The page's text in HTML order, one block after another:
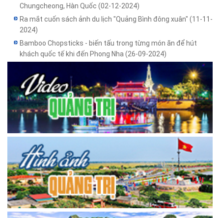
Chungcheong, Hàn Quốc (02-12-2024)
Ra mắt cuốn sách ảnh du lịch "Quảng Bình đông xuân" (11-11-
2024)
Bamboo Chopsticks - biến tấu trong từng món ăn để hút
khách quốc tế khi đến Phong Nha(26-09-2024)